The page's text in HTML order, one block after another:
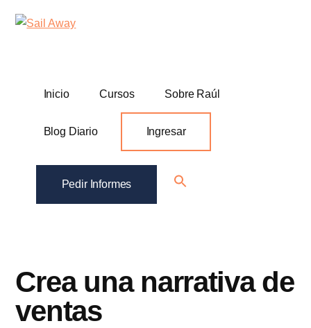
Additional
menu
Sail
Academia
Inicio
Cursos Sobre Raúl
Blog Diario Ingresar
Pedir Informes
Search
Crea una narrativa de
ventas